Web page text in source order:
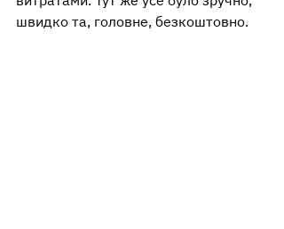
швидко та, головне, безкоштовно.